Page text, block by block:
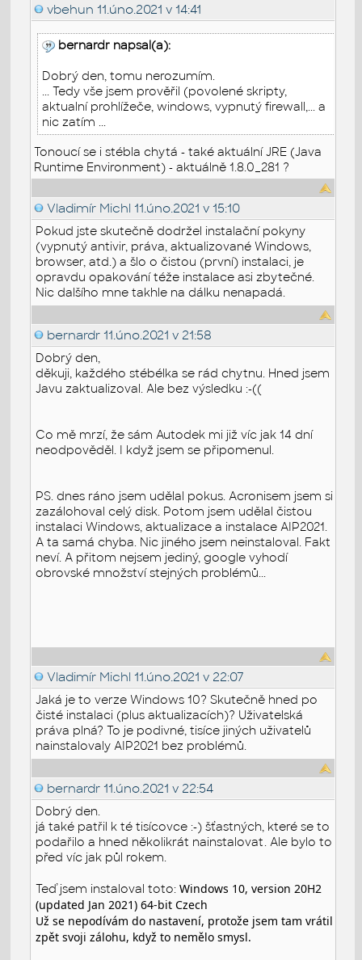
vbehun 11.úno.2021 v 14:41
bernardr napsal(a):
Dobrý den, tomu nerozumím.
... Tedy vše jsem prověřil (povolené skripty,
aktualní prohlížeče, windows, vypnutý firewall,... a
nic zatím ...
Tonoucí se i stébla chytá - také aktuální JRE (Java
Runtime Environment) - aktuálně 1.8.0_281 ?
Vladimír Michl 11.úno.2021 v 15:10
Pokud jste skutečně dodržel instalační pokyny
(vypnutý antivir, práva, aktualizované Windows,
browser, atd.) a šlo o čistou (první) instalaci, je
opravdu opakování téže instalace asi zbytečné.
Nic dalšího mne takhle na dálku nenapadá.
bernardr 11.úno.2021 v 21:58
Dobrý den,
děkuji, každého stébélka se rád chytnu. Hned jsem
Javu zaktualizoval. Ale bez výsledku :-((
Co mě mrzí, že sám Autodek mi již víc jak 14 dní
neodpověděl. I když jsem se připomenul.
PS. dnes ráno jsem udělal pokus. Acronisem jsem si
zazálohoval celý disk. Potom jsem udělal čistou
instalaci Windows, aktualizace a instalace AIP2021.
A ta samá chyba. Nic jiného jsem neinstaloval. Fakt
neví. A přitom nejsem jediný, google vyhodí
obrovské množství stejných problémů...
Vladimír Michl 11.úno.2021 v 22:07
Jaká je to verze Windows 10? Skutečně hned po
čisté instalaci (plus aktualizacích)? Uživatelská
práva plná? To je podivné, tisíce jiných uživatelů
nainstalovaly AIP2021 bez problémů.
bernardr 11.úno.2021 v 22:54
Dobrý den.
já také patřil k té tisícovce :-) šťastných, které se to
podařilo a hned několikrát nainstalovat. Ale bylo to
před víc jak půl rokem.
Teď jsem instaloval toto:Windows 10, version 20H2
(updated Jan 2021) 64-bit Czech
Už se nepodívám do nastavení, protože jsem tam vrátil
zpět svoji zálohu, když to nemělo smysl.